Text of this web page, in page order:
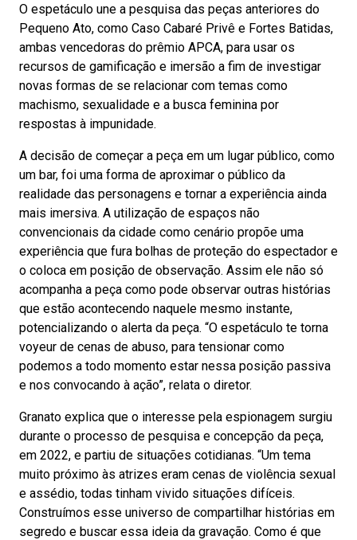
O espetáculo une a pesquisa das peças anteriores do
Pequeno Ato, como Caso Cabaré Privê e Fortes Batidas,
ambas vencedoras do prêmio APCA, para usar os
recursos de gamificação e imersão a fim de investigar
novas formas de se relacionar com temas como
machismo, sexualidade e a busca feminina por
respostas à impunidade.
A decisão de começar a peça em um lugar público, como
um bar, foi uma forma de aproximar o público da
realidade das personagens e tornar a experiência ainda
mais imersiva. A utilização de espaços não
convencionais da cidade como cenário propõe uma
experiência que fura bolhas de proteção do espectador e
o coloca em posição de observação. Assim ele não só
acompanha a peça como pode observar outras histórias
que estão acontecendo naquele mesmo instante,
potencializando o alerta da peça. “O espetáculo te torna
voyeur de cenas de abuso, para tensionar como
podemos a todo momento estar nessa posição passiva
e nos convocando à ação”, relata o diretor.
Granato explica que o interesse pela espionagem surgiu
durante o processo de pesquisa e concepção da peça,
em 2022, e partiu de situações cotidianas. “Um tema
muito próximo às atrizes eram cenas de violência sexual
e assédio, todas tinham vivido situações difíceis.
Construímos esse universo de compartilhar histórias em
segredo e buscar essa ideia da gravação. Como é que